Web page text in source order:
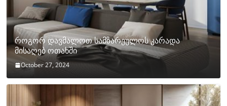
როგორ დავმალოთ სამზარეულოს კარადა
მისაღებ ოთახში
October 27, 2024